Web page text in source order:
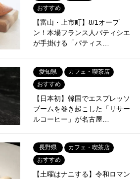
おすすめ
【富山・上市町】8/1オープ
ン！本場フランス人パティシエ
が手掛ける「パティス…
愛知県
カフェ・喫茶店
おすすめ
【日本初】韓国でエスプレッソ
ブームを巻き起こした「リサー
ルコーヒー」が名古屋…
長野県
カフェ・喫茶店
おすすめ
【土曜はナニする】令和ロマン